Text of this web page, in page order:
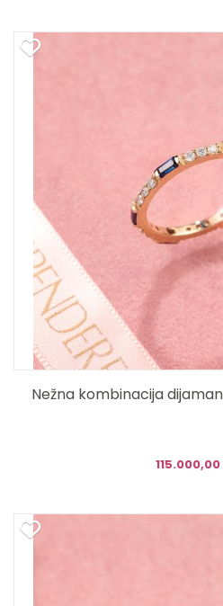
Nežna kombinacija
115.000,00